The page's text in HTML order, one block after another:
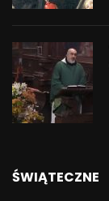
ŚWIĄTECZNE